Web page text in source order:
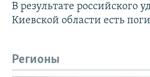
В результате российского
Киевской области есть
Регионы